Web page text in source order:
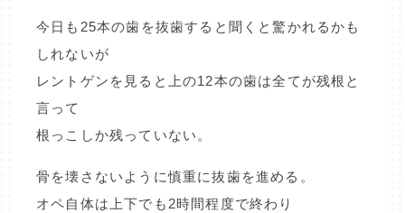
今日も25本の歯を抜歯すると聞くと驚かれるかも
しれないが
レントゲンを見ると上の12本の歯は全てが残根と
言って
根っこしか残っていない。
骨を壊さないように慎重に抜歯を進める。
オペ自体は上下でも2時間程度で終わり